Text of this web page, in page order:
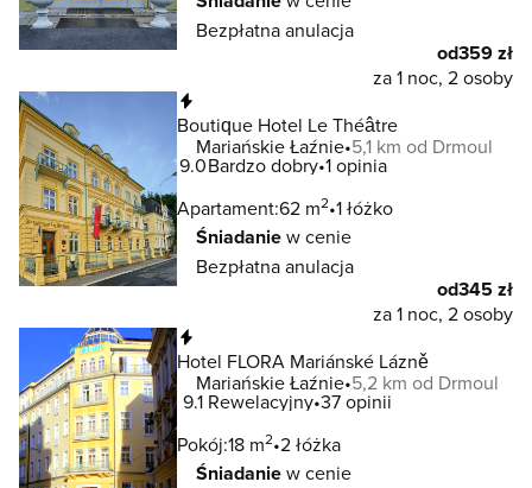
Bezpłatna anulacja
od359 zł
za 1 noc, 2 osoby
Boutique Hotel Le Théâtre
Mariańskie Łaźnie 5,1 km od Drmoul
9.0Bardzo dobry 1 opinia
Apartament:62 m2 1 łóżko
Śniadaniew cenie
Bezpłatna anulacja
od345 zł
za 1 noc, 2 osoby
Hotel FLORA Mariánské Lázně
Mariańskie Łaźnie 5,2 km od Drmoul
9.1 Rewelacyjny 37 opinii
Pokój:18 m2 2 łóżka
Śniadaniew cenie